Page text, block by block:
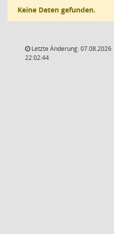
Keine Daten gefunden.
Letzte Änderung: 07.08.2026
22:02:44